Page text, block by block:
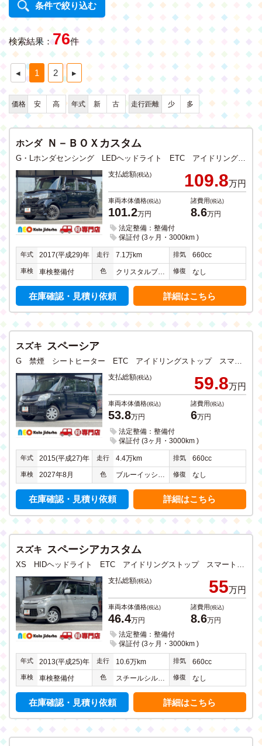
条件で絞り込む
検索結果： 76件
◂ 1 2 ▸
価格 安 高 年式 新 古 走行距離 少 多
ホンダ Ｎ－ＢＯＸカスタム
支払総額(税込) 109.8万円
車両本体価格(税込)
101.2万円
諸費用(税込)
8.6万円
法定整備：整備付
保証付 (3ヶ月・3000km )
年式 2017(平成29)年 走行 7.1万km 排気 660cc
車検 車検整備付 色 クリスタルブラックパール 修復 なし
在庫確認・見積り依頼 詳細はこちら
スズキ スペーシア
G 禁煙 シートヒーター ETC アイドリングストップ スマートキー CD DVD ワンセグTV メモリーナビ Bluetooth USB入力 両側スライドドア
支払総額(税込) 59.8万円
車両本体価格(税込)
53.8万円
諸費用(税込)
6万円
法定整備：整備付
保証付 (3ヶ月・3000km )
年式 2015(平成27)年 走行 4.4万km 排気 660cc
車検 2027年8月 色 ブルーイッシュブラックパール３ 修復 なし
在庫確認・見積り依頼 詳細はこちら
スズキ スペーシアカスタム
支払総額(税込) 55万円
車両本体価格(税込)
46.4万円
諸費用(税込)
8.6万円
法定整備：整備付
保証付 (3ヶ月・3000km )
年式 2013(平成25)年 走行 10.6万km 排気 660cc
車検 車検整備付 色 スチールシルバーメタリック 修復 なし
在庫確認・見積り依頼 詳細はこちら